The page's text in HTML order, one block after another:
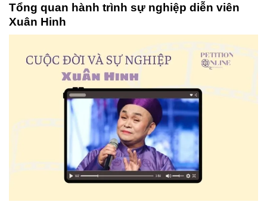
Tổng quan hành trình sự nghiệp diễn viên
Xuân Hinh